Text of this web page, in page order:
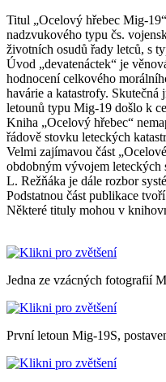
Titul „Ocelový hřebec Mig-
nadzvukového typu čs.
životních osudů řady letců, s
Úvod „devatenáctek“ je
hodnocení celkového
havárie a katastrofy.
letounů typu Mig-19 došlo k
Kniha „Ocelový hřebec“
řádově stovku leteckých
Velmi zajímavou část
obdobným vývojem leteckých
L. Režňáka je dále rozbor
Podstatnou část publikace
Některé tituly mohou v
Jedna ze vzácných fotografií
První letoun Mig-19S,